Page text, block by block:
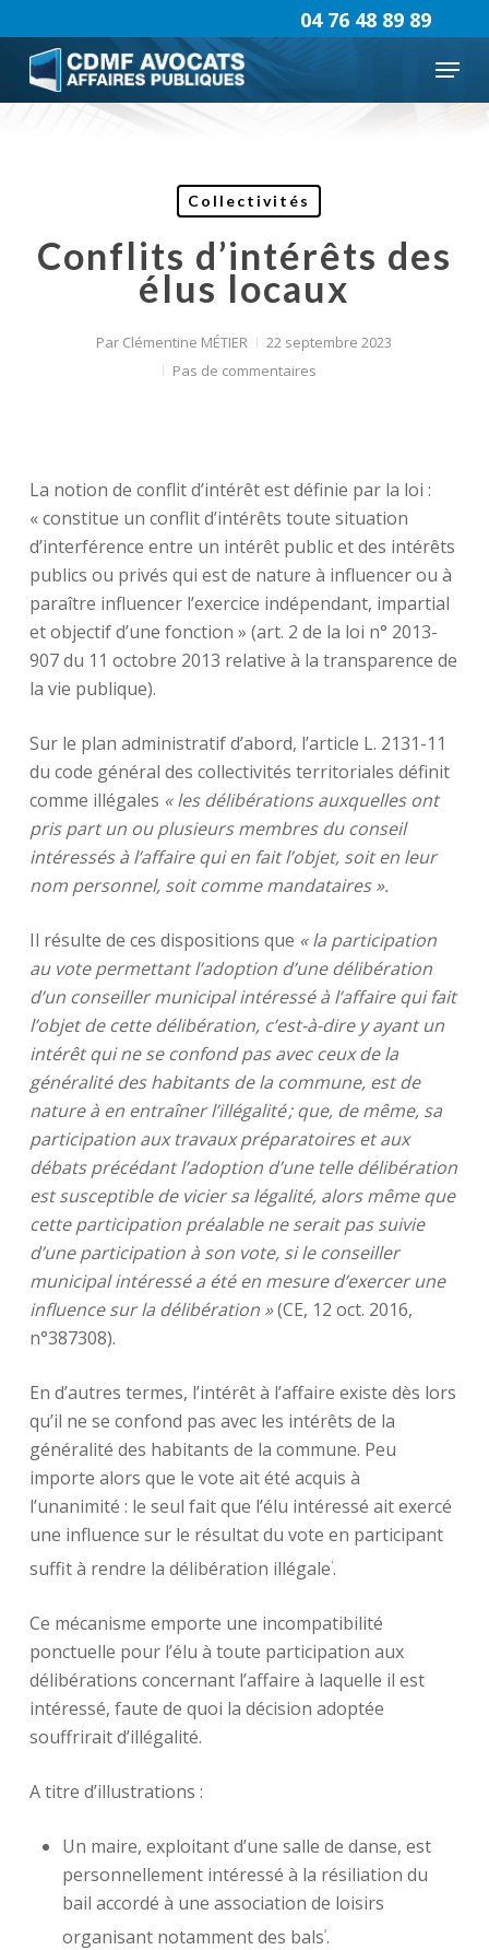
to
main
content
Menu
04 76 48 89 89
Collectivités
Conflits d’intérêts des
élus locaux
Par Clémentine MÉTIER
22 septembre 2023
Pas de commentaires
La notion de conflit d’intérêt est définie par la loi :
« constitue un conflit d’intérêts toute situation
d’interférence entre un intérêt public et des intérêts
publics ou privés qui est de nature à influencer ou à
paraître influencer l’exercice indépendant, impartial
et objectif d’une fonction » (art. 2 de la loi n° 2013-
907 du 11 octobre 2013 relative à la transparence de
la vie publique).
Sur le plan administratif d’abord, l’article L. 2131-11
du code général des collectivités territoriales définit
comme illégales « les délibérations auxquelles ont
pris part un ou plusieurs membres du conseil
intéressés à l’affaire qui en fait l’objet, soit en leur
nom personnel, soit comme mandataires ».
Il résulte de ces dispositions que « la participation
au vote permettant l’adoption d’une délibération
d’un conseiller municipal intéressé à l’affaire qui fait
l’objet de cette délibération, c’est-à-dire y ayant un
intérêt qui ne se confond pas avec ceux de la
généralité des habitants de la commune, est de
nature à en entraîner l’illégalité ; que, de même, sa
participation aux travaux préparatoires et aux
débats précédant l’adoption d’une telle délibération
est susceptible de vicier sa légalité, alors même que
cette participation préalable ne serait pas suivie
d’une participation à son vote, si le conseiller
municipal intéressé a été en mesure d’exercer une
influence sur la délibération »(CE, 12 oct. 2016,
n°387308).
En d’autres termes, l’intérêt à l’affaire existe dès lors
qu’il ne se confond pas avec les intérêts de la
généralité des habitants de la commune. Peu
importe alors que le vote ait été acquis à
l’unanimité : le seul fait que l’élu intéressé ait exercé
une influence sur le résultat du vote en participant
suffit à rendre la délibération illégale 1.
Ce mécanisme emporte une incompatibilité
ponctuelle pour l’élu à toute participation aux
délibérations concernant l’affaire à laquelle il est
intéressé, faute de quoi la décision adoptée
souffrirait d’illégalité.
A titre d’illustrations :
Un maire, exploitant d’une salle de danse, est
personnellement intéressé à la résiliation du
bail accordé à une association de loisirs
organisant notamment des bals 2.